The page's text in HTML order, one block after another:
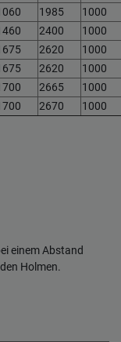
1985
1000
2400
1000
2620
1000
2620
1000
2665
1000
2670
1000
einem Abstand
Holmen.